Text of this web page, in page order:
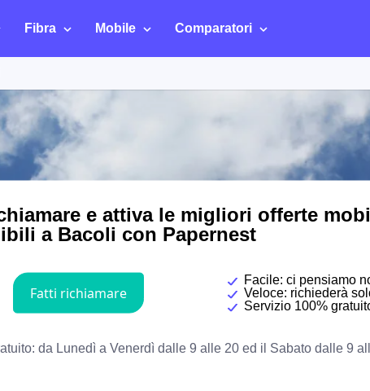
Fibra Mobile Comparatori